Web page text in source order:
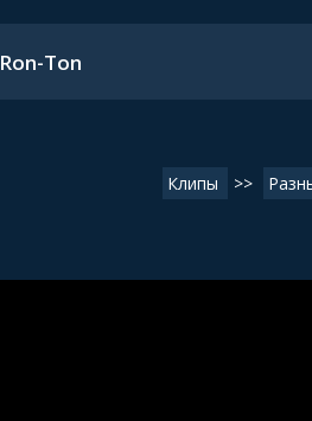
Ron-Ton
Клипы >>